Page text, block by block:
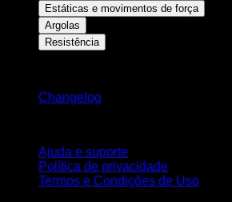
Estáticas e movimentos de força
Argolas
Resistência
Changelog
Ajuda e suporte
Política de privacidade
Termos e Condições de Uso